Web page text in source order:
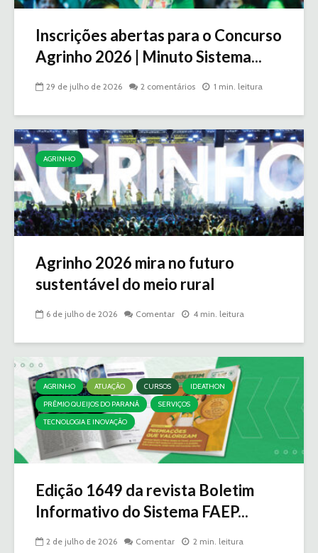
Inscrições abertas para o Concurso
Agrinho 2026 | Minuto Sistema...
29 de julho de 2026 2 comentários 1 min. leitura
AGRINHO
Agrinho 2026 mira no futuro
sustentável do meio rural
6 de julho de 2026 Comentar 4 min. leitura
AGRINHO ATUAÇÃO CURSOS
IDEATHON
PRÊMIO QUEIJOS DO PARANÁ
SERVIÇOS
TECNOLOGIA E INOVAÇÃO
Edição 1649 da revista Boletim
Informativo do Sistema FAEP...
2 de julho de 2026 Comentar 2 min. leitura